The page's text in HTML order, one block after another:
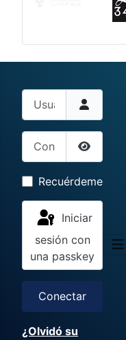
Usuario
Contraseña
Mostrar
Recuérdeme
sesión con
una passkey
Conectar
¿Olvidó su